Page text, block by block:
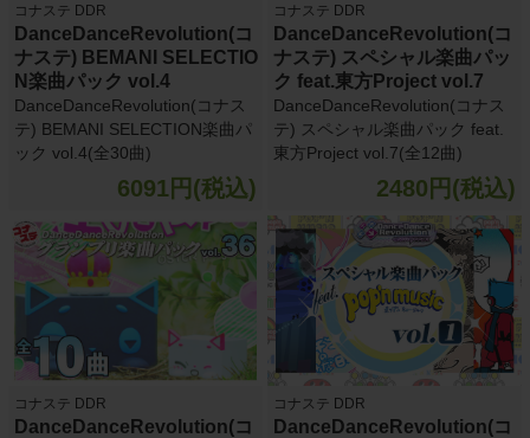
コナステ DDR
DanceDanceRevolution(コ
ナステ) BEMANI SELECTIO
N楽曲パック vol.4
DanceDanceRevolution(コナス
テ) BEMANI SELECTION楽曲パ
ック vol.4(全30曲)
6091円(税込)
コナステ DDR
DanceDanceRevolution(コ
ナステ) スペシャル楽曲パッ
ク feat.東方Project vol.7
DanceDanceRevolution(コナス
テ) スペシャル楽曲パック feat.
東方Project vol.7(全12曲)
2480円(税込)
コナステ DDR
DanceDanceRevolution(コ
コナステ DDR
DanceDanceRevolution(コ